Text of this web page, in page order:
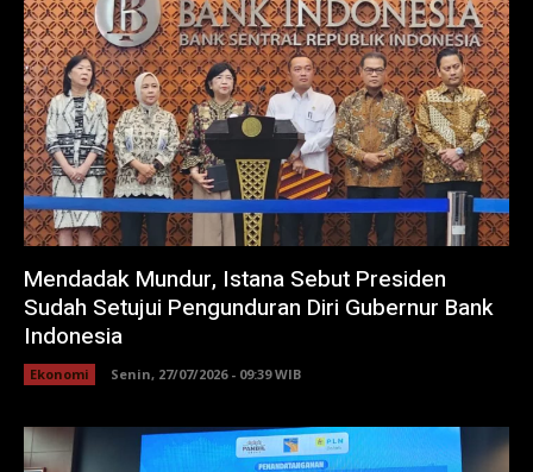
Mendadak Mundur, Istana Sebut Presiden
Sudah Setujui Pengunduran Diri Gubernur Bank
Indonesia
Ekonomi Senin, 27/07/2026 - 09:39 WIB